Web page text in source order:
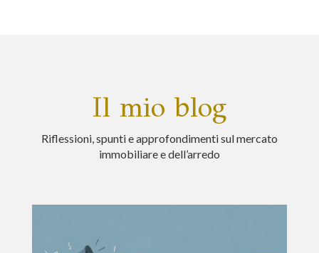
Il mio blog
Riflessioni, spunti e approfondimenti sul mercato
immobiliare e dell’arredo